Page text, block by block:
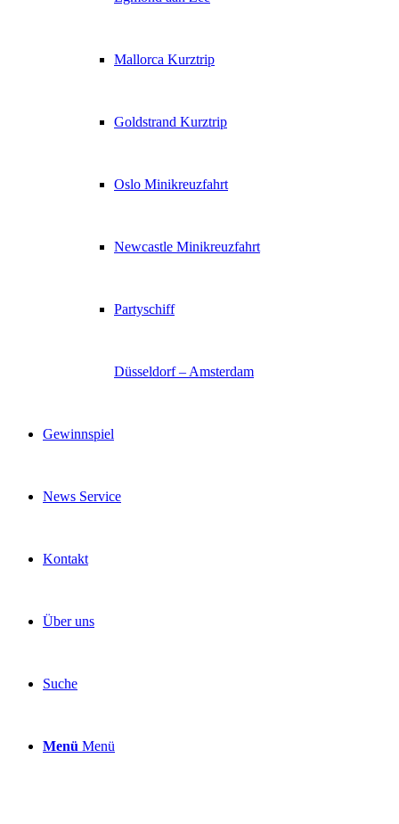
Mallorca Kurztrip
Goldstrand Kurztrip
Oslo Minikreuzfahrt
Newcastle Minikreuzfahrt
Partyschiff
Düsseldorf – Amsterdam
Gewinnspiel
News Service
Kontakt
Über uns
Suche
Menü Menü